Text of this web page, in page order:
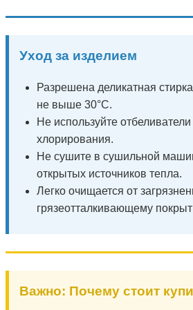
Уход за изделием
Разрешена деликатная
не выше 30°C.
Не используйте
хлорирования.
Не сушите в сушильной
открытых источников тепла.
Легко очищается от
грязеотталкивающему
Важно: Почему стоит